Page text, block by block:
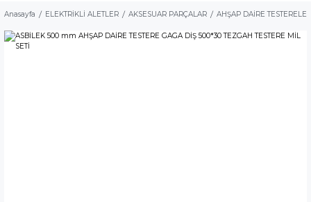
Anasayfa ELEKTRİKLİ ALETLER AKSESUAR PARÇALAR AHŞAP DAİRE TESTERELER